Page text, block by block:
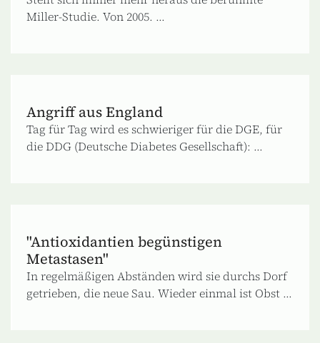
Miller-Studie. Von 2005. ...
Angriff aus England
Tag für Tag wird es schwieriger für die DGE, für
die DDG (Deutsche Diabetes Gesellschaft): ...
"Antioxidantien begünstigen
Metastasen"
In regelmäßigen Abständen wird sie durchs Dorf
getrieben, die neue Sau. Wieder einmal ist Obst ...